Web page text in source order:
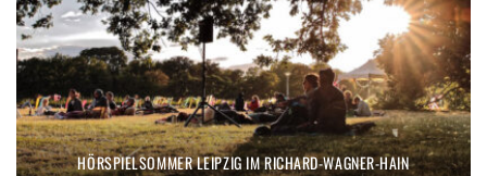
HÖRSPIELSOMMER LEIPZIG IM RICHARD-WAGNER-HAIN